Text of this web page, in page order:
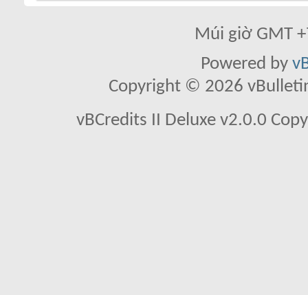
Múi giờ GMT
Powered by
Copyright © 2026
vBCredits II Deluxe v2.0.0